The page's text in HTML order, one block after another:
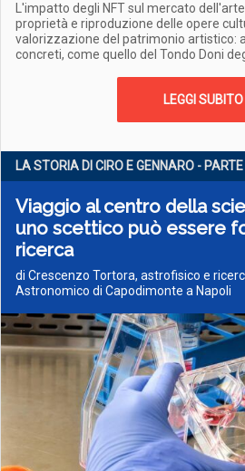
L'impatto degli NFT sul mercato
proprietà e riproduzione delle opere
valorizzazione del patrimonio artistico:
concreti, come quello del Tondo Doni
LEGGI SUBITO
LA STORIA DI CIRO E GENNARO - PARTE I
Viaggio al centro della
uno scettico può essere
ricerca
di Crescenzo Tortora, astrofisico e
Astronomico di Capodimonte a Napoli